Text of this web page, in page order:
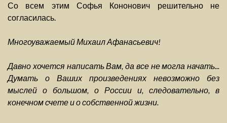
Со всем этим Софья Кононович решительно не
согласилась.
Многоуважаемый Михаил Афанасьевич!
Давно хочется написать Вам, да все не могла начать...
Думать о Ваших произведениях невозможно без
мыслей о большом, о России и, следовательно, в
конечном счете и о собственной жизни.